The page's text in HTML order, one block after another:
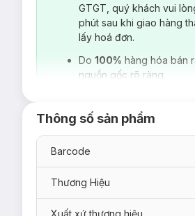
GTGT, quý khách vui
phút sau khi giao hàng
lấy hoá đơn.
Do 100% hàng hóa bán
nguồn gốc rõ ràng.
Thông số sản phẩm
Barcode
Thương Hiệu
Xuất xứ thương hiệu